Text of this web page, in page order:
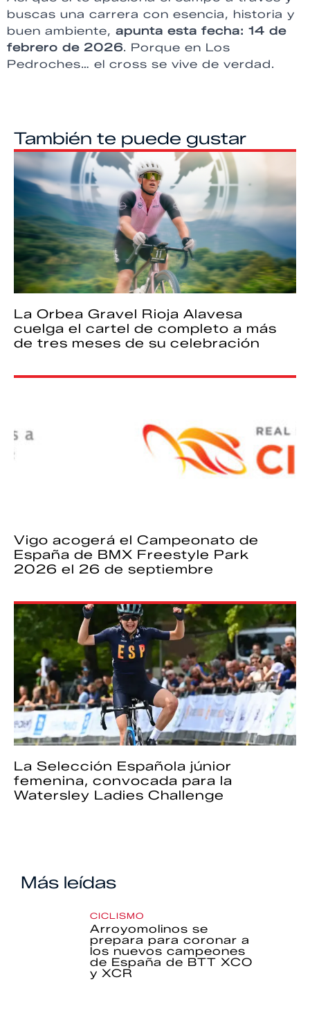
buscas una carrera con esencia, historia y
buen ambiente, apunta esta fecha: 14 de
febrero de 2026. Porque en Los
Pedroches… el cross se vive de verdad.
También te puede gustar
La Orbea Gravel Rioja Alavesa
cuelga el cartel de completo a más
de tres meses de su celebración
Vigo acogerá el Campeonato de
España de BMX Freestyle Park
2026 el 26 de septiembre
La Selección Española júnior
femenina, convocada para la
Watersley Ladies Challenge
Más leídas
CICLISMO
Arroyomolinos se
prepara para coronar a
los nuevos campeones
de España de BTT XCO
y XCR